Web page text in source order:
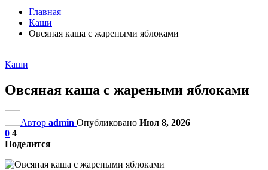
Главная
Каши
Овсяная каша с жареными яблоками
Каши
Овсяная каша с жареными яблоками
Автор admin Опубликовано Июл 8, 2026
0 4
Поделится